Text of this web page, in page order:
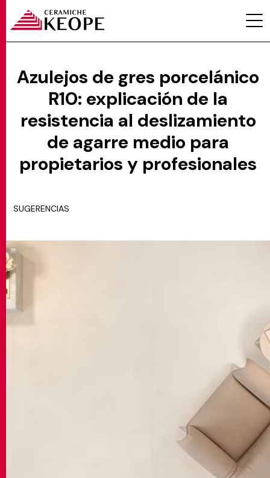
PROYECTOS
MAGAZINE
CONTACTOS
Azulejos de gres porcelánico
R10: explicación de la
resistencia al deslizamiento
de agarre medio para
propietarios y profesionales
SUGERENCIAS